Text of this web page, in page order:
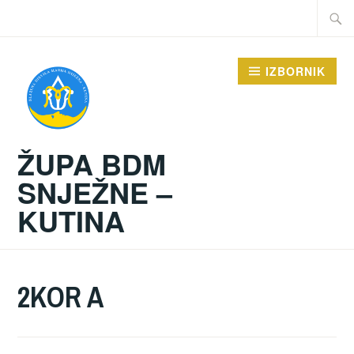
Traži:
ŽUPA BDM
SNJEŽNE –
KUTINA
IZBORNIK
2KOR A